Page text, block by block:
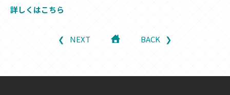
詳しくはこちら
NEXT BACK